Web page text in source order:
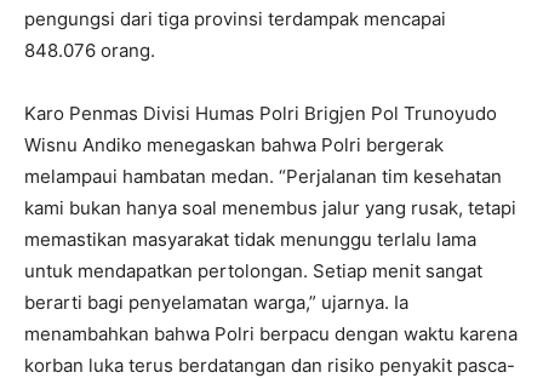
pengungsi dari tiga provinsi terdampak mencapai
848.076 orang.
Karo Penmas Divisi Humas Polri Brigjen Pol Trunoyudo
Wisnu Andiko menegaskan bahwa Polri bergerak
melampaui hambatan medan. “Perjalanan tim kesehatan
kami bukan hanya soal menembus jalur yang rusak, tetapi
memastikan masyarakat tidak menunggu terlalu lama
untuk mendapatkan pertolongan. Setiap menit sangat
berarti bagi penyelamatan warga,” ujarnya. Ia
menambahkan bahwa Polri berpacu dengan waktu karena
korban luka terus berdatangan dan risiko penyakit pasca-